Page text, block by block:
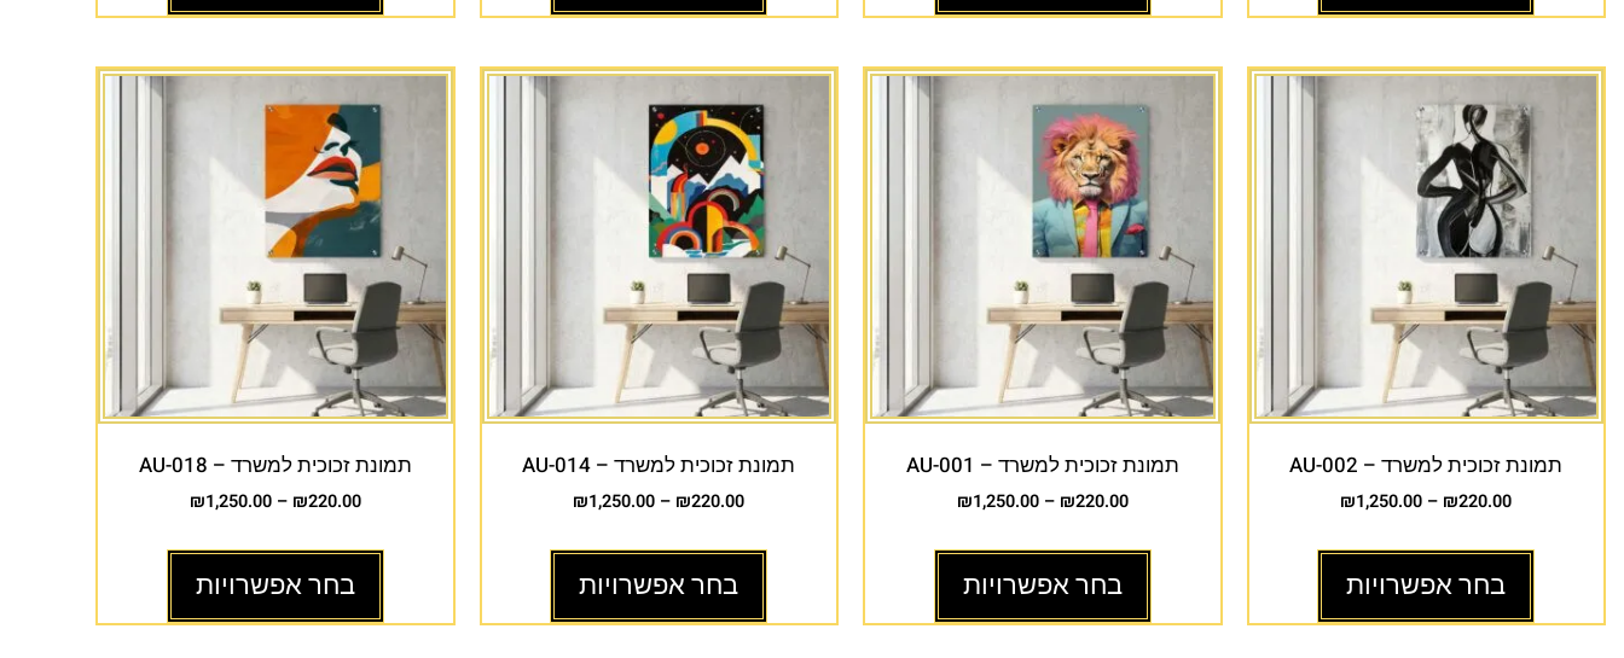
תמונת זכוכית למשרד – AU-002
₪220.00
–
₪1,250.00
בחר אפשרויות
תמונת זכוכית למשרד – AU-001
₪220.00
–
₪1,250.00
בחר אפשרויות
תמונת זכוכית למשרד – AU-014
₪220.00
–
₪1,250.00
בחר אפשרויות
תמונת זכוכית למשרד – AU-018
₪220.00
–
₪1,250.00
בחר אפשרויות